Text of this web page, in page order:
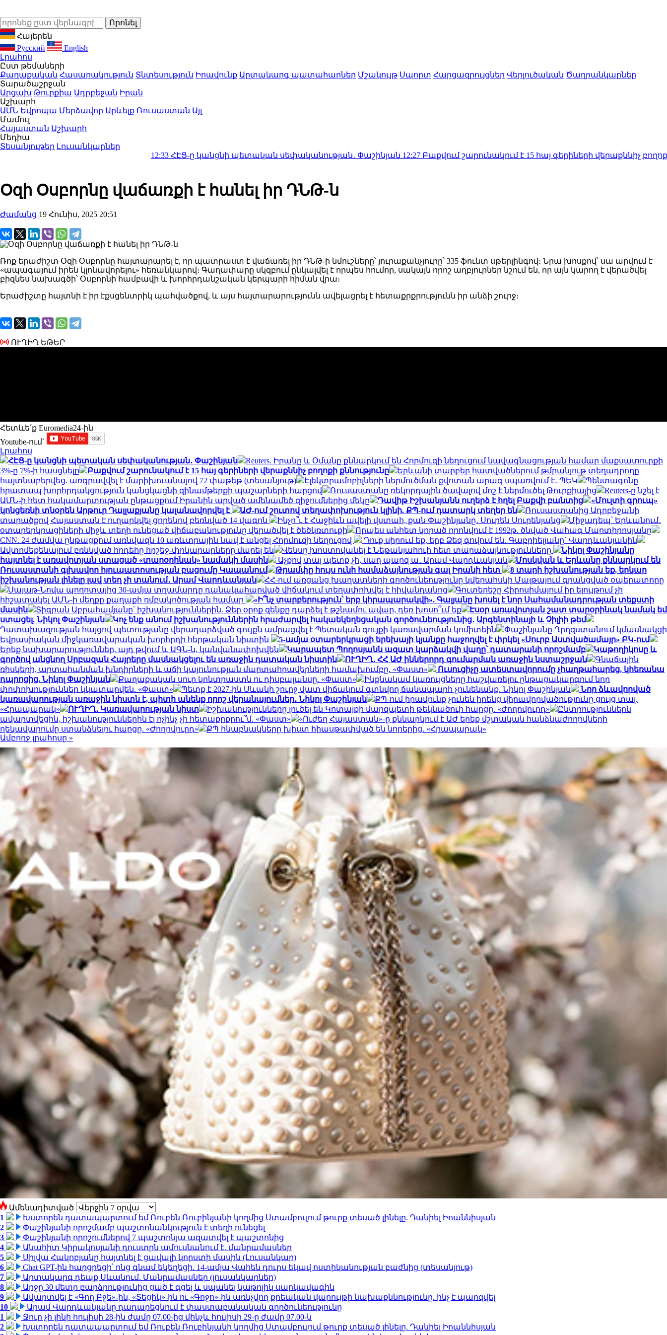
Հայերեն
Русский
English
Լրահոս
Ըստ թեմաների
Քաղաքական Հասարակություն Տնտեսություն Իրավունք Արտակարգ պատահարներ Մշակույթ Սպորտ Հարցազրույցներ Վերլուծական Ծաղրանկարներ
Տարածաշրջան
Արցախ Թուրքիա Ադրբեջան Իրան
Աշխարհ
ԱՄՆ Եվրոպա Մերձավոր Արևելք Ռուսաստան Այլ
Մամուլ
Հայաստան Աշխարհ
Մեդիա
Տեսանյութեր Լուսանկարներ
ՀԷՑ-ը կանցնի պետական սեփականության․ Փաշինյան 12:27Բաքվում շարունակում է 15 հայ գերիների վերաքննիչ բողոքի
Օզի Օսբորնը վաճառքի է հանել իր ԴՆԹ-ն
Ժամանց 19 Հունիս, 2025 20:51
Ռոք երաժիշտ Օզի Օսբորնը հայտարարել է, որ պատրաստ է վաճառել իր ԴՆԹ-ի նմուշները՝ յուրաքանչյուրը՝ 335 ֆունտ սթերլինգով։ Նրա խոսքով՝ սա արվում է
«ապագայում իրեն կլոնավորելու» հեռանկարով։ Գաղափարը սկզբում ընկալվել է որպես հումոր, սակայն որոշ աղբյուրներ նշում են, որ այն կարող է վերածվել
բիզնես նախագծի՝ Օսբորնի համբավի և խորհրդանշական կերպարի հիման վրա։
Երաժիշտը հայտնի է իր էքսցենտրիկ պահվածքով, և այս հայտարարությունն ավելացրել է հետաքրքրությունն իր անձի շուրջ։
ՈՒՂԻՂ ԵԹԵՐ
Հետևե՛ք Euromedia24-ին
Youtube-ում`
Լրահոս
ՀԷՑ-ը կանցնի պետական սեփականության․ Փաշինյան
Reuters. Իրանը և Օմանը քննարկում են Հորմուզի նեղուցում նավագնացության համար մաքսատուրքի
3%-ը 7%-ի հասցնելը
Բաքվում շարունակում է 15 հայ գերիների վերաքննիչ բողոքի քննությունը
Երևանի տարբեր հատվածներում թմրանյութ տեղադրողը
հայտնաբերվեց. առգրավվել է մարիխուանայով 72 փաթեթ (տեսանյութ)
Էլեկտրամոբիլների ներմուծման քվոտան արագ սպառվում է․ ՊԵԿ
Պենտագոնը
հրատապ խորհրդակցություն կանցկացնի զինամթերքի պաշարների հարցով
Ռուսաստանը ռեկորդային ծավալով մոշ է ներմուծել Թուրքիայից
Reuters-ը նշել է
ԱՄՆ-ի հետ հակամարտության ընթացքում Իրանին արված ամենամեծ զիջումներից մեկը
Դավիթ Իշխանյանն ուղերձ է հղել Բաքվի բանտից
«Մուլտի գրուպ»
կոնցեռնի տնօրեն Արթուր Դալլաքյանը կալանավորվել է
ԱԺ-ում շուտով տեղափոխություն կլինի. ՔՊ-ում դատարկ տեղեր են
Ռուսաստանից Ադրբեջանի
տարածքով Հայաստան է ուղարկվել ցորենով բեռնված 14 վագոն
Ինչո՞ւ է Հաջիևն ավելի վստահ, քան Փաշինյանը․ Սուրեն Սուրենյանց
Միջադեպ՝ Երևանում․
օտարերկրացիների միջև տեղի ունեցած վիճաբանությունը վերածվել է ծեծկռտուքի
Որպես անհետ կորած որոնվում է 1992թ. ծնված Վահագ Մարտիրոսյանը
CNN. 24 ժամվա ընթացքում առնվազն 10 առևտրային նավ է անցել Հորմուզի նեղուցով
Դուք սիրում եք, երբ Ձեզ գովում են. Գաբրիելյանը` Վարդևանյանին
Ավտոմեքենայում բռնկված հրդեհը հրշեջ-փրկարարները մարել են
Վենսը խոստովանել է Նեթանյահուի հետ տարաձայնությունները
Նիկոլ Փաշինյանը
հայտնել է առավոտյան ստացած «տարօրինակ» նամակի մասին
Աչքով տալ պետք չի, սաղ պարզ ա․ Արամ Վարդևանյան
Մոսկվան և Երևանը քննարկում են
Ռուսաստանի գլխավոր հյուպատոսության բացումը Կապանում
Թրամփը հույս ունի համաձայնության գալ Իրանի հետ
8 տարի իշխանության եք, երկար
իշխանության լինելը լավ տեղ չի տանում․ Արամ Վարդևանյան
ՀՀ-ում առցանց խաղատների գործունեությունը կվերահսկի Մալթայում գրանցված օպերատորը
Սայաթ-Նովա պողոտայից 30-ամյա տղամարդը դանակահարված վիճակում տեղափոխվել է հիվանդանոց
Գուտերեշը Հիրոսիմայում իր ելույթում չի
հիշատակել ԱՄՆ-ի մեղքը քաղաքի ռմբակոծության համար
«Ի՞նչ տարբերություն՝ երբ կհրապարակվի». Գալյանը խոսել է նոր Սահամանադրության տեքստի
մասին
Տիգրան Աբրահամյանը՝ իշխանություններին. Ձեր օրոք զենքը դարձել է թշնամու ավար, դեռ խոսո՞ւմ եք
Էսօր առավոտյան շատ տարօրինակ նամակ եմ
ստացել. Նիկոլ Փաշինյան
Կոչ ենք անում իշխանություններին հրաժարվել հակաեկեղեցական գործունեությունից․ Արգենտինայի և Չիլիի թեմ
Դատախազության հայցով պետությանը վերադարձված գույքն ամրացվել է Պետական գույքի կառավարման կոմիտեին
Փաշինյանը Ղրղզստանում կմասնակցի
Եվրասիական միջկառավարական խորհրդի հերթական նիստին
5-ամյա օտարերկրացի երեխայի կյանքը հաջողվել է փրկել «Սուրբ Աստվածամայր» ԲԿ-ում
Երեք նախարարություններ, այդ թվում և ԱԳՆ-ն, կանվանափոխվեն
Կարապետ Պողոսյանն ազատ կարձակվի վաղը՝ դատարանի որոշմամբ
Կաթողիկոսը և
գործով անցնող Սրբազան Հայրերը մասնակցելու են առաջին դատական նիստին
ՈՒՂԻՂ․ ՀՀ ԱԺ իններորդ գումարման առաջին նստաշրջան
Գնաճային
ռիսկերի, արտահանման խնդիրների և աճի կայունության մարտահրավերների համախումբը. «Փաստ»
Ուսուցիչը ատեստավորումը չհաղթահարեց, կհեռանա
դպրոցից. Նիկոլ Փաշինյան
Քաղաքական սուր կոնտրաստն ու դիսբալանսը. «Փաստ»
Ինքնակամ կառույցները հաշվառելու ընթացակարգում նոր
փոփոխություններ կկատարվեն. «Փաստ»
Պետք է 2027-ին Սևանի շուրջ վատ վիճակում գտնվող ճանապարհ չունենանք. Նիկոլ Փաշինյան
Նոր ձևավորված
կառավարության առաջին նիստն է, պիտի անենք որոշ վերանայումներ․ Նիկոլ Փաշինյան
ՔՊ-ում իրավունք չունեն իրենց վիրավորվածությունը ցույց տալ.
«Հրապարակ»
ՈՒՂԻՂ․ Կառավարության նիստ Իշխանությունները լուծել են Կոտայքի մարզպետի թեկնածուի հարցը. «Ժողովուրդ»
Ընտրություններն
ավարտվեցին, իշխանություններին էլ ոչինչ չի հետաքրքրու՞մ. «Փաստ»
«Ուժեղ Հայաստան»-ը քննարկում է ԱԺ երեք մշտական հանձնաժողովների
ղեկավարումը ստանձնելու հարցը. «Ժողովուրդ»
ՔՊ հնաբնակները խիստ հիասթափված են նորերից. «Հրապարակ»
Ամբողջ լրահոսը »
Ամենադիտված
1
Խստորեն դատապարտում եմ Ռուբեն Ռուբինյանի կողմից Ստամբուլում թուրք տեսած լինելը. Դանիել Իոաննիսյան
2
Փաշինյանի որոշմամբ պաշտոնանկություն է տեղի ունեցել
3
Փաշինյանի որոշումներով 7 պաշտոնյա ազատվել է պաշտոնից
4
Անահիտ Կիրակոսյանի դուստրն ամուսնանում է. մանրամասներ
5
Սիլվա Հակոբյանը հայտնել է ցավալի կորստի մասին (Լուսանկար)
6
Chat GPT-ին հարցրեցի՝ ոնց գնամ եկեղեցի. 14-ամյա Վահեն դուրս եկավ ոստիկանության բաժնից (տեսանյութ)
7
Արտակարգ դեպք Սևանում. Մանրամասներ (լուսանկարներ)
8
Արջը 30 մետր բարձրությունից ցած է գցել և սպանել կաթոլիկ սարկավագին
9
Ավարտվել է «Գող Բջե»-ին, «Տեցիկ»-ին ու «Գոջո»-ին առնչվող քրեական վարույթի նախաքննությունը. ինչ է պարզվել
10
Արամ Վարդևանյանը դադարեցնում է փաստաբանական գործունեությունը
1
Ջուր չի լինի հուլիսի 28-ին ժամը 07.00-ից մինչև հուլիսի 29-ը ժամը 07.00-ն
2
Խստորեն դատապարտում եմ Ռուբեն Ռուբինյանի կողմից Ստամբուլում թուրք տեսած լինելը. Դանիել Իոաննիսյան